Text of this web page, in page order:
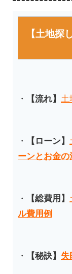
【土地探
・ 【流れ】 土
・ 【ローン】
ーンとお金の
・ 【総費用】
ル費用例
・ 【秘訣】 失